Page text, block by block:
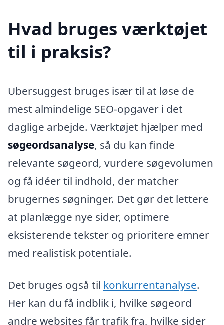
Hvad bruges værktøjet
til i praksis?
Ubersuggest bruges især til at løse de
mest almindelige SEO-opgaver i det
daglige arbejde. Værktøjet hjælper med
søgeordsanalyse, så du kan finde
relevante søgeord, vurdere søgevolumen
og få idéer til indhold, der matcher
brugernes søgninger. Det gør det lettere
at planlægge nye sider, optimere
eksisterende tekster og prioritere emner
med realistisk potentiale.
Det bruges også til konkurrentanalyse.
Her kan du få indblik i, hvilke søgeord
andre websites får trafik fra, hvilke sider